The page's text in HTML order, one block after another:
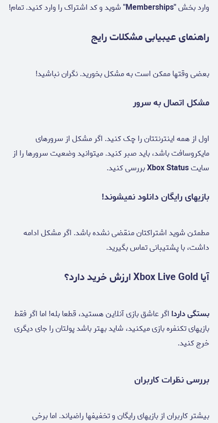
وارد بخش"Memberships" شوید و کد اشتراک را وارد کنید. تمام!
راهنمای عیبیابی مشکلات رایج
بعضی وقتها ممکن است به مشکل بخورید. نگران نباشید!
مشکل اتصال به سرور
اول از همه اینترنتتان را چک کنید. اگر مشکل از سرورهای
مایکروسافت باشد، باید صبر کنید. میتوانید وضعیت سرورها را از
سایتXbox Statusبررسی کنید.
بازیهای رایگان دانلود نمیشوند!
مطمئن شوید اشتراکتان منقضی نشده باشد. اگر مشکل ادامه
داشت، با پشتیبانی تماس بگیرید.
آیا Xbox Live Gold ارزش خرید دارد؟
بستگی دارد! اگر عاشق بازی آنلاین هستید، قطعا بله! اما اگر فقط
بازیهای تکنفره بازی میکنید، شاید بهتر باشد پولتان را جای دیگری
خرج کنید.
بررسی نظرات کاربران
بیشتر کاربران از بازیهای رایگان و تخفیفها راضیاند. اما برخی